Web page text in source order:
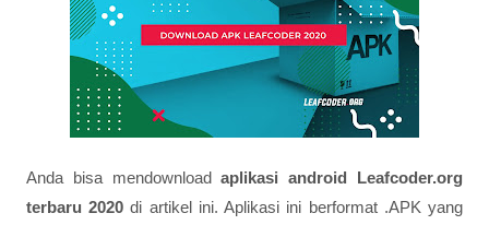
Anda bisa mendownloadaplikasi android Leafcoder.org
terbaru 2020 di artikel ini. Aplikasi ini berformat .APK yang